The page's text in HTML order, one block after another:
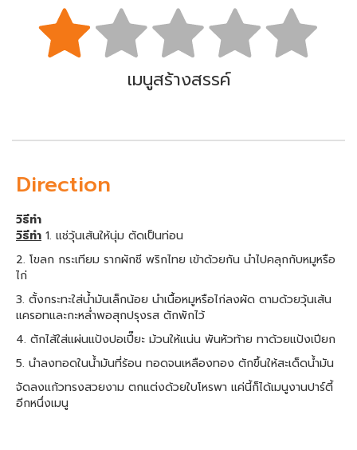
เมนูสร้างสรรค์
Direction
วิธีทำ
วิธีทำ 1. แช่วุ้นเส้นให้นุ่ม ตัดเป็นท่อน
2. โขลก กระเทียม รากผักชี พริกไทย เข้าด้วยกัน นำไปคลุกกับหมูหรือ
ไก่
3. ตั้งกระทะใส่น้ำมันเล็กน้อย นำเนื้อหมูหรือไก่ลงผัด ตามด้วยวุ้นเส้น
แครอทและกะหล่ำพอสุกปรุงรส ตักพักไว้
4. ตักไส้ใส่แผ่นแป้งปอเปี๊ยะ ม้วนให้แน่น พันหัวท้าย ทาด้วยแป้งเปียก
5. นำลงทอดในน้ำมันที่ร้อน ทอดจนเหลืองทอง ตักขึ้นให้สะเด็ดน้ำมัน
จัดลงแก้วทรงสวยงาม ตกแต่งด้วยใบโหรพา แค่นี้ก็ได้เมนูงานปาร์ตี้
อีกหนึ่งเมนู